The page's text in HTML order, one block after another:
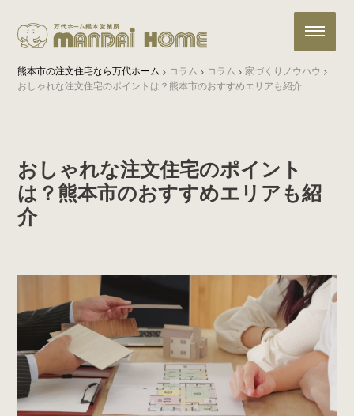
熊本市の注文住宅なら万代ホーム > コラム > コラム >家づくりノウハウ >
おしゃれな注文住宅のポイントは？熊本市のおすすめエリアも紹介
おしゃれな注文住宅のポイント
は？熊本市のおすすめエリアも紹
介